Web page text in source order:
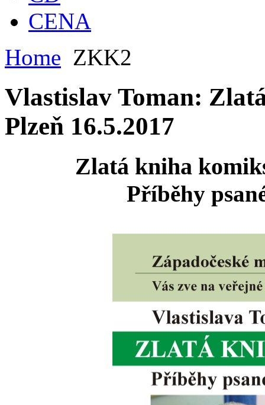
CENA
Home ZKK2
Vlastislav Toman:
Plzeň 16.5.2017
Zlatá kniha
Příběhy